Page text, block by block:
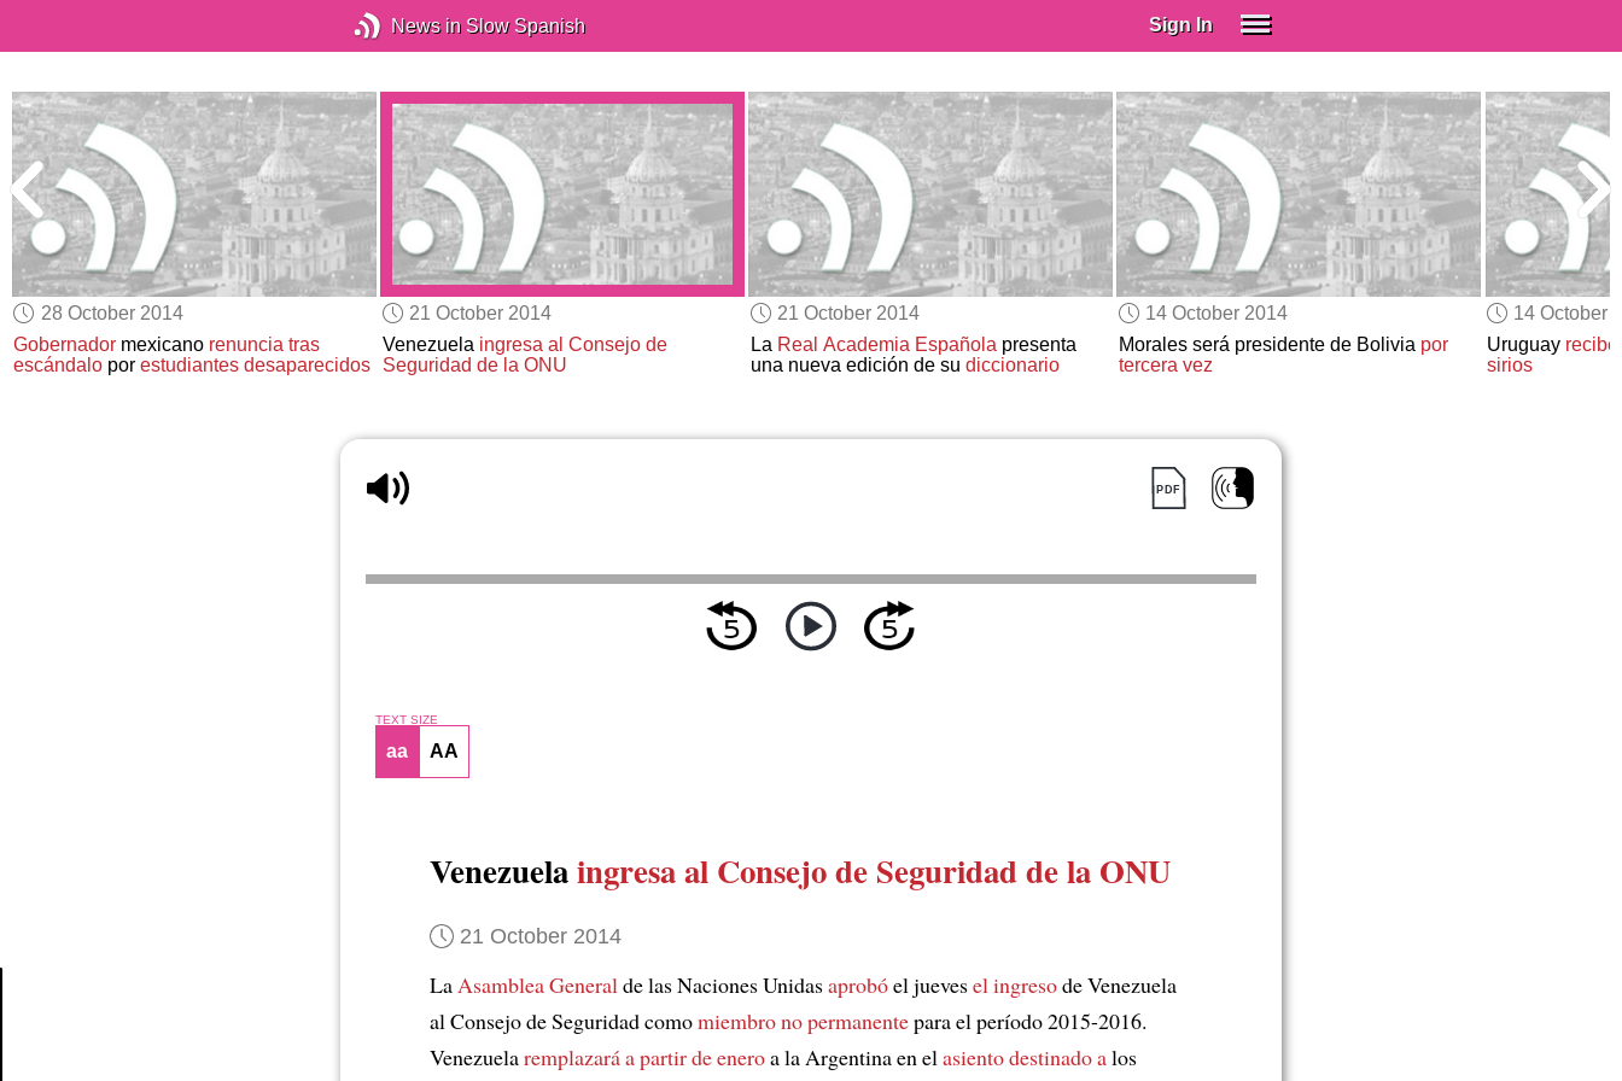
News in Slow Spanish Sign In
Spanish (Spain)
Spanish (Latino)
SUBSCRIBE
EDUCATIONAL LICENSES
GIFT CARDS
OTHER LANGUAGES
28 October 2014
Gobernador mexicano renuncia tras
escándalo porestudiantes desaparecidos
21 October 2014
Venezuela ingresa al Consejo de
Seguridad de la ONU
21 October 2014
La Real Academia Españolapresenta
una nueva edición de su diccionario
14 October 2014
Morales será presidente de Bolivia por
tercera vez
14 October
Uruguay recibe
sirios
TEXT SIZE
aa AA
Venezuelaingresa al Consejo de Seguridad de la ONU
21 October 2014
LaAsamblea Generalde las Naciones Unidasaprobóel juevesel ingresode Venezuela
al Consejo de Seguridad comomiembro no permanentepara el período 2015-2016.
Venezuelaremplazaráa partir de eneroa la Argentina en elasiento destinado alos